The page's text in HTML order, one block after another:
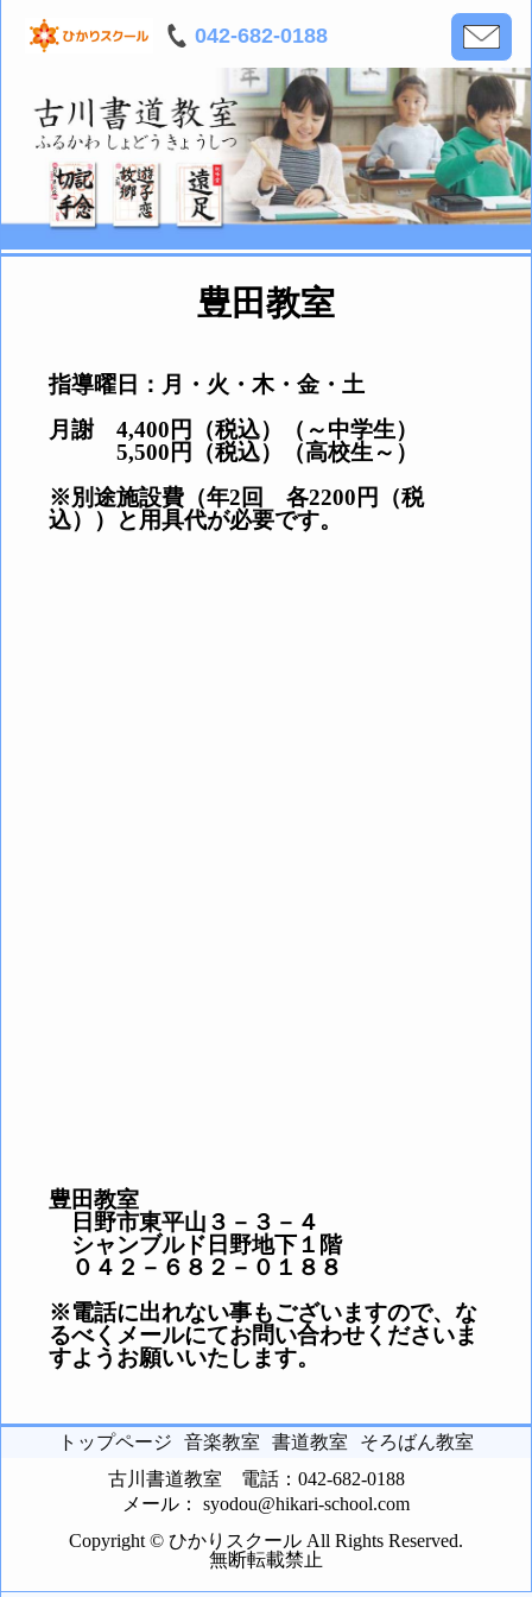
042-682-0188
豊田教室
指導曜日：月・火・木・金・土
月謝 4,400円（税込）（～中学生）
5,500円（税込）（高校生～）
※別途施設費（年2回 各2200円（税
込））と用具代が必要です。
豊田教室
日野市東平山３－３－４
シャンブルド日野地下１階
０４２－６８２－０１８８
※電話に出れない事もございますので、な
るべくメールにてお問い合わせくださいま
すようお願いいたします。
トップページ 音楽教室 書道教室
そろばん教室
古川書道教室 電話：042-682-0188
メール： syodou@hikari-school.com
Copyright © ひかりスクール All Rights Reserved.
無断転載禁止